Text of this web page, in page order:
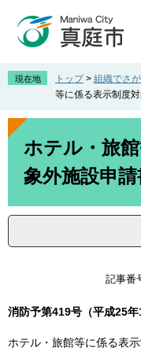
先
。
を
て
現在地 トップ > 組織でさ
等に係る表示制度
本
ホテル・旅
象外施設申請
記事番
消防予第419号（平成25年
ホテル・旅館等に係る表